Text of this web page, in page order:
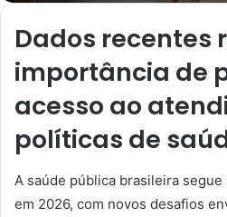
Dados recentes
importância de
acesso ao
políticas de
A saúde pública brasileira
em 2026, com novos desafios